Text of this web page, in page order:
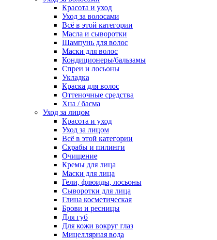
Красота и уход
Уход за волосами
Всё в этой категории
Масла и сыворотки
Шампунь для волос
Маски для волос
Кондиционеры/бальзамы
Спреи и лосьоны
Укладка
Краска для волос
Оттеночные средства
Хна / басма
Уход за лицом
Красота и уход
Уход за лицом
Всё в этой категории
Скрабы и пилинги
Очищение
Кремы для лица
Маски для лица
Гели, флюиды, лосьоны
Сыворотки для лица
Глина косметическая
Брови и ресницы
Для губ
Для кожи вокруг глаз
Мицеллярная вода